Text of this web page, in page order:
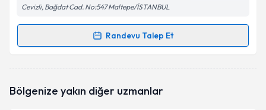
Cevizli, Bağdat Cad. No:547 Maltepe/İSTANBUL
Randevu Talep Et
Randevu Takvimi Talebi
talebi oluşturun. Size bu uzmandan randevu almanız
Bölgenize yakın diğer uzmanlar